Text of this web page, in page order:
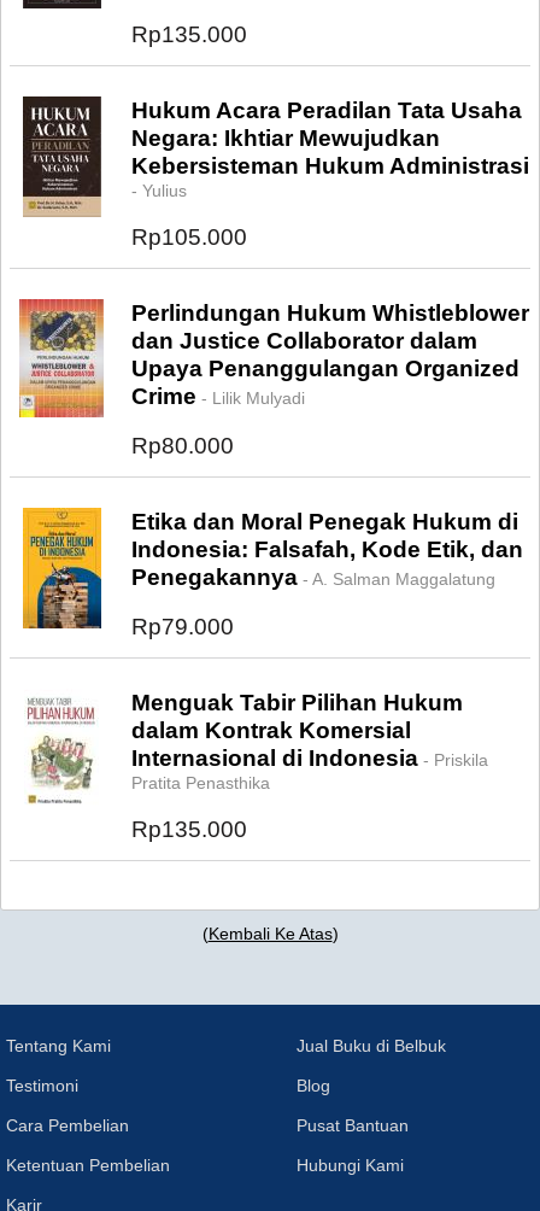
Rp135.000
Hukum Acara Peradilan Tata Usaha
Negara: Ikhtiar Mewujudkan
Kebersisteman Hukum Administrasi
- Yulius
Rp105.000
Perlindungan Hukum Whistleblower
dan Justice Collaborator dalam
Upaya Penanggulangan Organized
Crime - Lilik Mulyadi
Rp80.000
Etika dan Moral Penegak Hukum di
Indonesia: Falsafah, Kode Etik, dan
Penegakannya - A. Salman Maggalatung
Rp79.000
Menguak Tabir Pilihan Hukum
dalam Kontrak Komersial
Internasional di Indonesia - Priskila
Pratita Penasthika
Rp135.000
(Kembali Ke Atas)
Tentang Kami
Testimoni
Cara Pembelian
Ketentuan Pembelian
Karir
Jual Buku di Belbuk
Blog
Pusat Bantuan
Hubungi Kami